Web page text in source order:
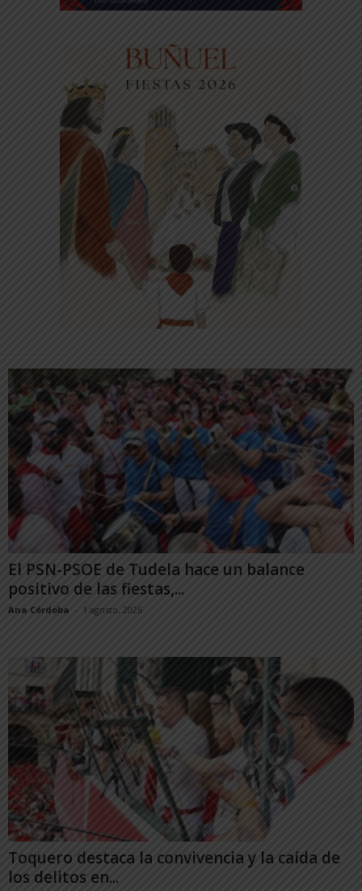
El PSN-PSOE de Tudela hace un balance
positivo de las fiestas,...
Ana Córdoba - 1 agosto, 2026
Toquero destaca la convivencia y la caída de
los delitos en...